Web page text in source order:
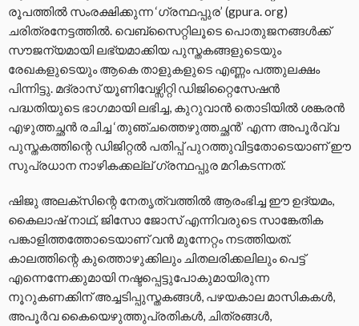
രൂപത്തിൽ സംരക്ഷിക്കുന്ന ‘ഗ്രന്ഥപ്പുര’ (gpura. org)
ചരിത്രനേട്ടത്തിൽ. വെബ്സൈറ്റിലൂടെ പൊതുജനങ്ങൾക്ക്
സൗജന്യമായി ലഭ്യമാക്കിയ പുസ്തകങ്ങളുടെയും
രേഖകളുടെയും ആകെ താളുകളുടെ എണ്ണം പത്തുലക്ഷം
പിന്നിട്ടു. മദ്രാസ് യൂണിവേഴ്സിറ്റി ഡിജിറ്റൈസേഷൻ
പദ്ധതിയുടെ ഭാഗമായി ലഭിച്ച, കുറുവാൻ തൊടിയിൽ ശങ്കരൻ
എഴുത്തച്ഛൻ രചിച്ച ‘തുഞ്ചത്തെഴുത്തച്ഛൻ’ എന്ന അപൂർവ്വ
പുസ്തകത്തിന്റെ ഡിജിറ്റൽ പതിപ്പ് പുറത്തുവിട്ടതോടെയാണ് ഈ
സുപ്രധാന നാഴികക്കല്ല് ഗ്രന്ഥപ്പുര മറികടന്നത്.
ഷിജു അലക്സിന്റെ നേതൃത്വത്തിൽ ആരംഭിച്ച ഈ ഉദ്യമം,
കൈലാഷ് നാഥ്, ജിസോ ജോസ് എന്നിവരുടെ സാങ്കേതിക
പങ്കാളിത്തത്തോടെയാണ് വൻ മുന്നേറ്റം നടത്തിയത്.
കാലത്തിന്റെ കുത്തൊഴുക്കിലും ചിതലരിക്കലിലും പെട്ട്
എന്നെന്നേക്കുമായി നഷ്ടപ്പെട്ടുപോകുമായിരുന്ന
നൂറുകണക്കിന് അച്ചടിപ്പുസ്തകങ്ങൾ, പഴയകാല മാസികകൾ,
അപൂർവ കൈയെഴുത്തുപ്രതികൾ, ചിത്രങ്ങൾ,